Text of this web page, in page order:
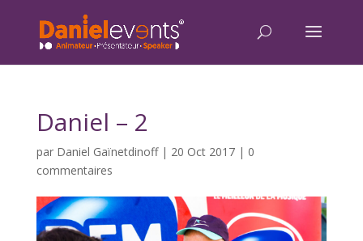
Daniel – 2
par Daniel Gaïnetdinoff| 20 Oct 2017| 0
commentaires